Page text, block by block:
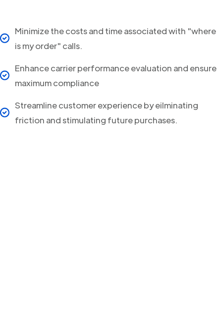
Minimize the costs and time associated with "where
is my order" calls.
Enhance carrier performance evaluation and ensure
maximum compliance
Streamline customer experience by eilminating
friction and stimulating future purchases.